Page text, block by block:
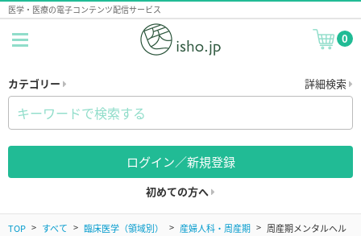
医学・医療の電子コンテンツ配信サービス
0
カテゴリー 詳細検索
ログイン／新規登録
初めての方へ
TOP すべて 臨床医学（領域別） 産婦人科・周産期
周産期メンタルヘル